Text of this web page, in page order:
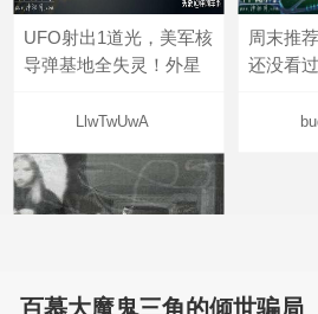
UFO射出1道光，美军核
导弹基地全失灵！外星
LlwTwUwA
周末推
还没看
百慕大魔鬼三角的倾世骗局